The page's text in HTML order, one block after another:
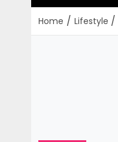
Home / Lifestyle /